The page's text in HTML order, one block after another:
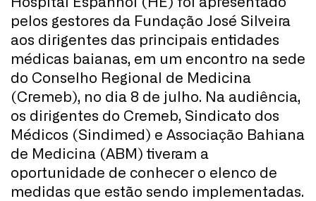
Hospital Espanhol (HE) foi apresentado
pelos gestores da Fundação José Silveira
aos dirigentes das principais entidades
médicas baianas, em um encontro na sede
do Conselho Regional de Medicina
(Cremeb), no dia 8 de julho. Na audiência,
os dirigentes do Cremeb, Sindicato dos
Médicos (Sindimed) e Associação Bahiana
de Medicina (ABM) tiveram a
oportunidade de conhecer o elenco de
medidas que estão sendo implementadas.